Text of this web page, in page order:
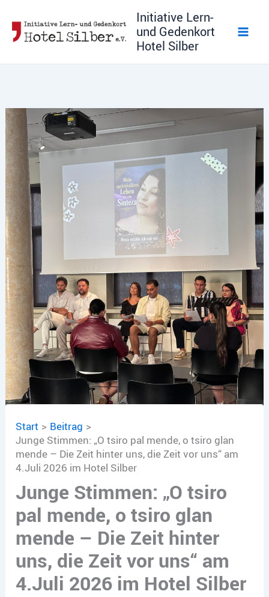
Inhalt
springen
Initiative Lern-
und Gedenkort
Hotel Silber
Start
Beitrag
Junge Stimmen: „O tsiro pal mende, o tsiro glan
mende – Die Zeit hinter uns, die Zeit vor uns“ am
4.Juli 2026 im Hotel Silber
Junge Stimmen: „O tsiro
pal mende, o tsiro glan
mende – Die Zeit hinter
uns, die Zeit vor uns“ am
4.Juli 2026 im Hotel Silber